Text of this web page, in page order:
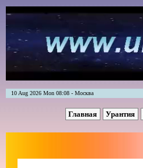
10 Aug 2026 Mon 08:08 - Москва
Главная Урантия